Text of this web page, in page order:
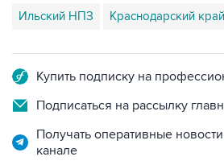
Ильский НПЗ Краснодарский край
Купить подписку на
Подписаться на рассылку
Получать оперативные
канале